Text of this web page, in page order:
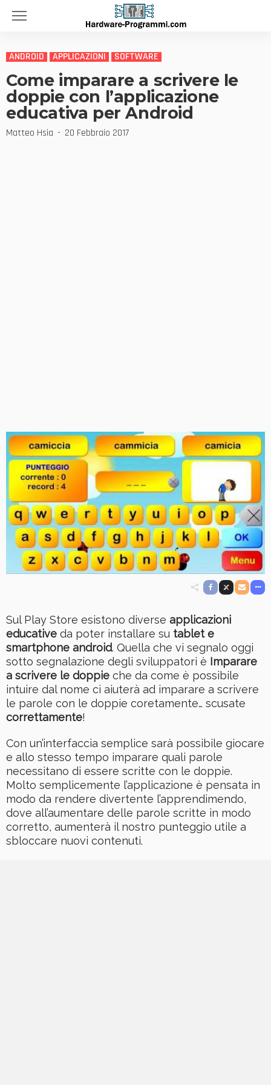
ANDROID APPLICAZIONI SOFTWARE
Come imparare a scrivere le
doppie con l’applicazione
educativa per Android
Matteo Hsia 20 Febbraio 2017
Sul Play Store esistono diverse applicazioni
educative da poter installare su tablet e
smartphone android. Quella che vi segnalo oggi
sotto segnalazione degli sviluppatori è Imparare
a scrivere le doppie che da come è possibile
intuire dal nome ci aiuterà ad imparare a scrivere
le parole con le doppie coretamente… scusate
correttamente!
Con un’interfaccia semplice sarà possibile giocare
e allo stesso tempo imparare quali parole
necessitano di essere scritte con le doppie.
Molto semplicemente l’applicazione è pensata in
modo da rendere divertente l’apprendimendo,
dove all’aumentare delle parole scritte in modo
corretto, aumenterà il nostro punteggio utile a
sbloccare nuovi contenuti.